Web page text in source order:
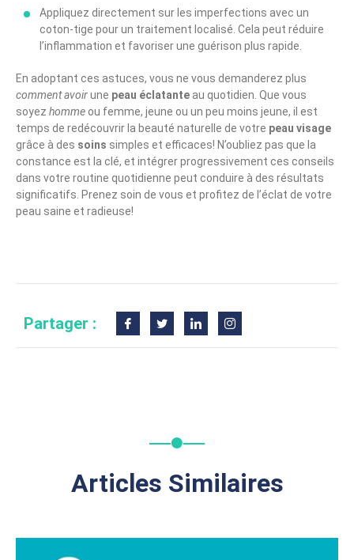
Appliquez directement sur les imperfections avec un
coton-tige pour un traitement localisé. Cela peut réduire
l’inflammation et favoriser une guérison plus rapide.
En adoptant ces astuces, vous ne vous demanderez plus
comment avoirune peau éclatante au quotidien. Que vous
soyez homme ou femme, jeune ou un peu moins jeune, il est
temps de redécouvrir la beauté naturelle de votre peau visage
grâce à des soins simples et efficaces! N’oubliez pas que la
constance est la clé, et intégrer progressivement ces conseils
dans votre routine quotidienne peut conduire à des résultats
significatifs. Prenez soin de vous et profitez de l’éclat de votre
peau saine et radieuse!
Partager :
Articles Similaires